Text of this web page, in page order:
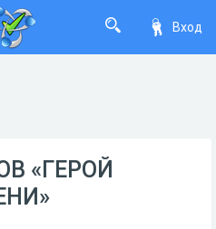
Вход
«ГЕРОЙ